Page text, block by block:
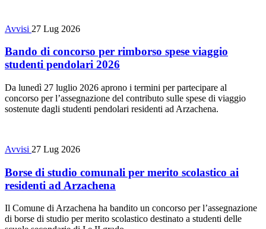
Avvisi 27 Lug 2026
Bando di concorso per rimborso spese viaggio
studenti pendolari 2026
Da lunedì 27 luglio 2026 aprono i termini per partecipare al
concorso per l’assegnazione del contributo sulle spese di viaggio
sostenute dagli studenti pendolari residenti ad Arzachena.
Avvisi 27 Lug 2026
Borse di studio comunali per merito scolastico ai
residenti ad Arzachena
Il Comune di Arzachena ha bandito un concorso per l’assegnazione
di borse di studio per merito scolastico destinato a studenti delle